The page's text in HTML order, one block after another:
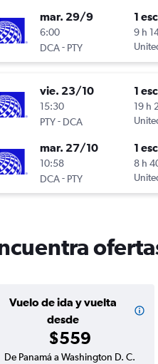
mar. 29/9
6:00
DCA- PTY
1
9 h
vie. 23/10
15:30
PTY- DCA
1
19 h
mar. 27/10
10:58
DCA- PTY
1
8 h
Vuelo de ida y vuelta
desde
$559
De Panamá a Washington D. C.